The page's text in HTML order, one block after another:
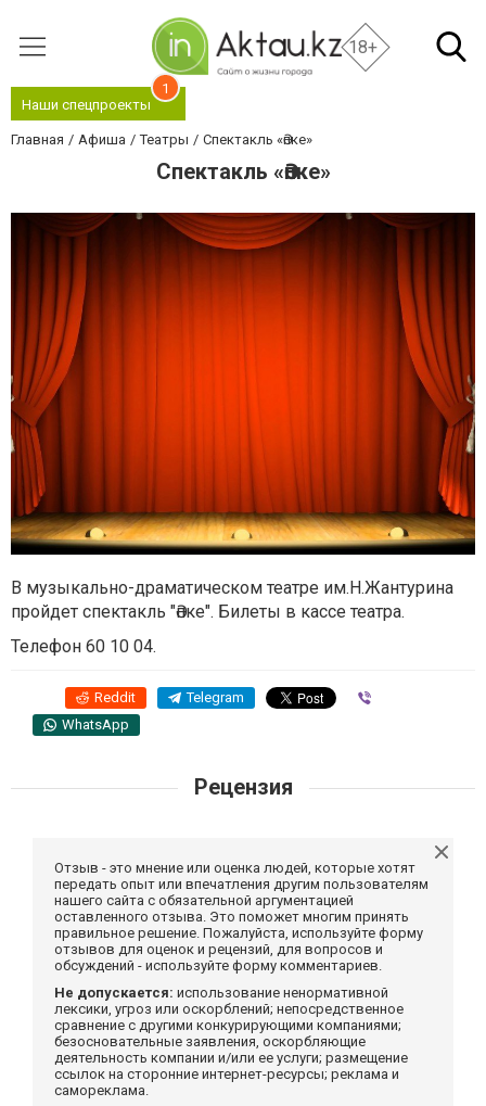
18+
Наши спецпроекты
1
Главная Афиша Театры Спектакль «Әпке»
Спектакль «Әпке»
В музыкально-драматическом театре им.Н.Жантурина
пройдет спектакль "Әпке". Билеты в кассе театра.
Телефон 60 10 04.
Reddit Telegram
WhatsApp
Рецензия
Отзыв - это мнение или оценка людей, которые хотят
передать опыт или впечатления другим пользователям
нашего сайта с обязательной аргументацией
оставленного отзыва. Это поможет многим принять
правильное решение. Пожалуйста, используйте форму
отзывов для оценок и рецензий, для вопросов и
обсуждений - используйте форму комментариев.
Не допускается: использование ненормативной
лексики, угроз или оскорблений; непосредственное
сравнение с другими конкурирующими компаниями;
безосновательные заявления, оскорбляющие
деятельность компании и/или ее услуги; размещение
ссылок на сторонние интернет-ресурсы; реклама и
самореклама.